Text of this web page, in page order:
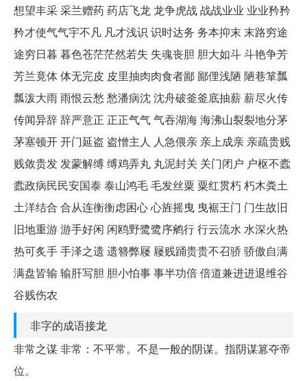
想望丰采 采兰赠药 药店飞龙 龙争虎战 战战业业 业业矜矜
矜才使气气宇不凡 凡才浅识 识时达务 务本抑末 末路穷途
途穷日暮 暮色苍茫茫然若失 失魂丧胆 胆大如斗 斗艳争芳
芳兰竟体 体无完皮 皮里抽肉肉食者鄙 鄙俚浅陋 陋巷箪瓢
瓢泼大雨 雨恨云愁 愁潘病沈 沈舟破釜釜底抽薪 薪尽火传
传闻异辞 辞严意正 正正气气 气吞湖海 海沸山裂裂地分茅
茅塞顿开 开门延盗 盗憎主人 人急偎亲 亲上成亲 亲疏贵贱
贱敛贵发 发蒙解缚 缚鸡弄丸 丸泥封关 关门闭户 户枢不蠹
蠹政病民民安国泰 泰山鸿毛 毛发丝粟 粟红贯朽 朽木粪土
土洋结合 合从连衡衡虑困心 心旌摇曳 曳裾王门 门生故旧
旧地重游 游手好闲 闲鸥野鹭鹭序鹓行 行云流水 水深火热
热可炙手 手泽之遗 遗簪弊屦 屦贱踊贵贵不召骄 骄傲自满
满盘皆输 输肝写胆 胆小怕事 事半功倍 倍道兼进进退维谷
谷贱伤农
非字的成语接龙
非常之谋 非常：不平常。不是一般的阴谋。指阴谋篡夺帝
位。